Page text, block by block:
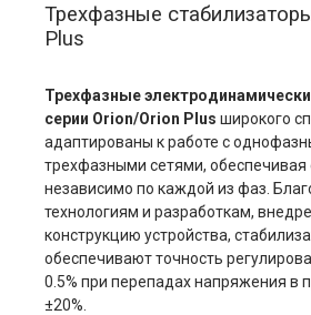
Трехфазные
Plus
Трехфазные
серии Orion/Orion Plus широкого
адаптированы к работе с
трехфазными сетями, обеспечивая
независимо по каждой из фаз.
технологиям и разработкам,
конструкцию устройства,
обеспечивают точность
0.5% при перепадах напряжения в
±20%.